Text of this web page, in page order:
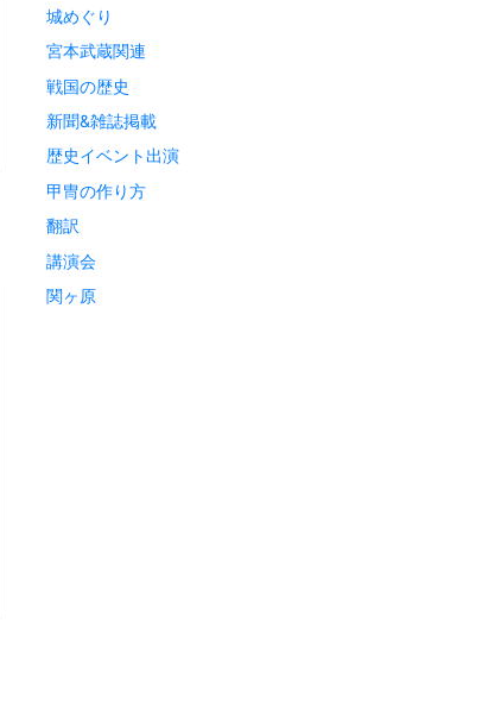
城めぐり
宮本武蔵関連
戦国の歴史
新聞&雑誌掲載
歴史イベント出演
甲冑の作り方
翻訳
講演会
関ヶ原